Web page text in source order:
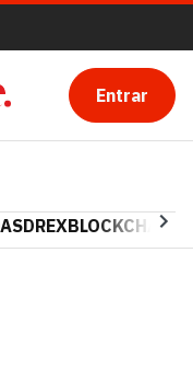
Entrar
DREXBLOCKCHAIN